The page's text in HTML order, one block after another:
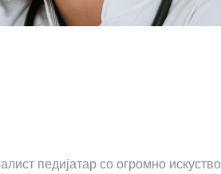
педијатар со огромно